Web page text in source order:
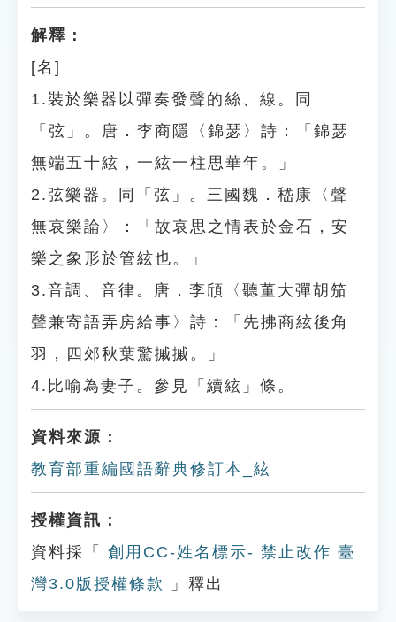
解釋：
[名]
1.裝於樂器以彈奏發聲的絲、線。同
「弦」。唐．李商隱〈錦瑟〉詩：「錦瑟
無端五十絃，一絃一柱思華年。」
2.弦樂器。同「弦」。三國魏．嵇康〈聲
無哀樂論〉：「故哀思之情表於金石，安
樂之象形於管絃也。」
3.音調、音律。唐．李頎〈聽董大彈胡笳
聲兼寄語弄房給事〉詩：「先拂商絃後角
羽，四郊秋葉驚摵摵。」
4.比喻為妻子。參見「續絃」條。
資料來源：
教育部重編國語辭典修訂本_絃
授權資訊：
資料採「
創用CC-姓名標示- 禁止改作 臺
灣3.0版授權條款
」釋出